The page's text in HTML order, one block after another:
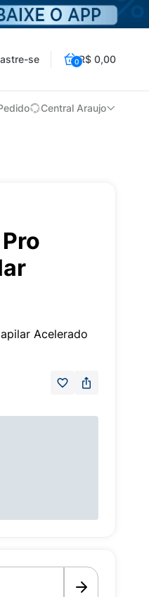
se 0R$ 0,00
Central Araujo
Acelerado